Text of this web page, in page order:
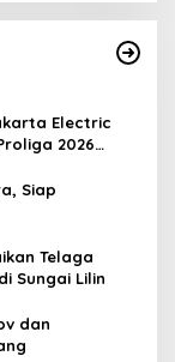
Electric
2026
Siap
Telaga
Sungai Lilin
dan